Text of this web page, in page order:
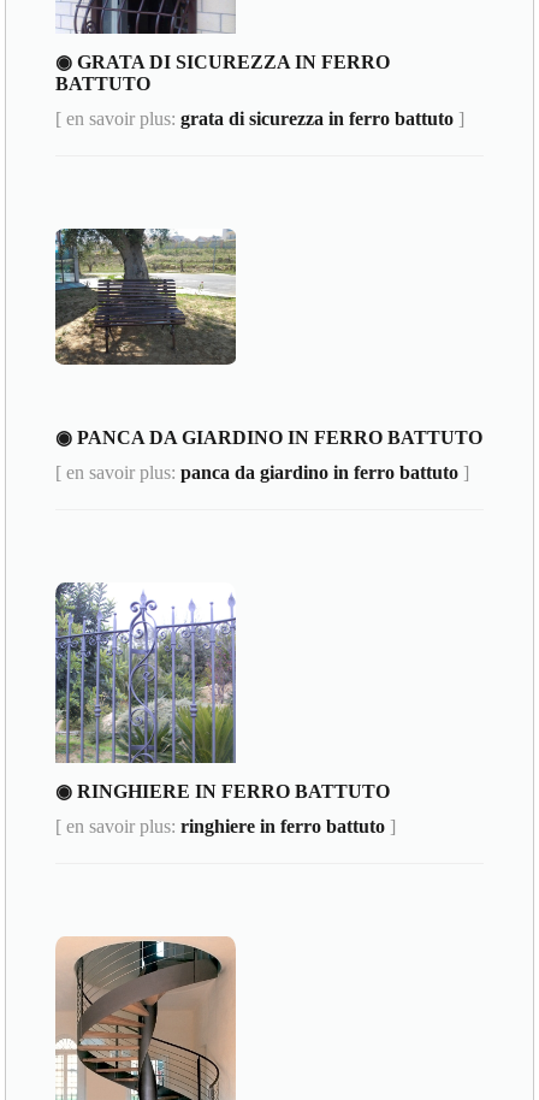
◉ GRATA DI SICUREZZA IN FERRO
BATTUTO
[ en savoir plus:grata di sicurezza in ferro battuto ]
◉ PANCA DA GIARDINO IN FERRO BATTUTO
[ en savoir plus:panca da giardino in ferro battuto ]
◉ RINGHIERE IN FERRO BATTUTO
[ en savoir plus:ringhiere in ferro battuto ]